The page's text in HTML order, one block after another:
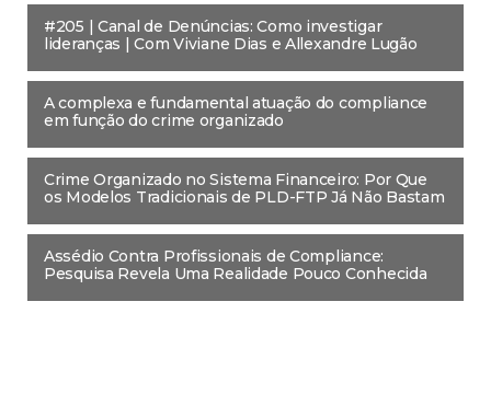
#205 | Canal de Denúncias: Como investigar
lideranças | Com Viviane Dias e Allexandre Lugão
A complexa e fundamental atuação do compliance
em função do crime organizado
Crime Organizado no Sistema Financeiro: Por Que
os Modelos Tradicionais de PLD-FTP Já Não Bastam
Assédio Contra Profissionais de Compliance:
Pesquisa Revela Uma Realidade Pouco Conhecida